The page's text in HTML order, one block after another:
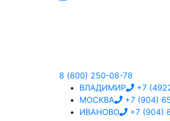
8 (800) 250-08-78
ВЛАДИМИР
+7
МОСКВА
+7 (904)
ИВАНОВО
+7 (904)